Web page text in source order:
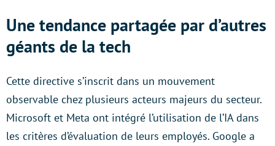
Une tendance partagée par d’autres
géants de la tech
Cette directive s’inscrit dans un mouvement
observable chez plusieurs acteurs majeurs du secteur.
Microsoft et Meta ont intégré l’utilisation de l’IA dans
les critères d’évaluation de leurs employés. Google a